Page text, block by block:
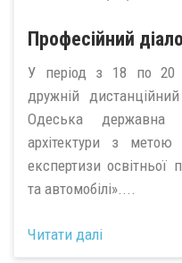
Професійний
У період з 18 по 20
дружній
Одеська державна
архітектури з метою
експертизи освітньої
та автомобілі»....
Читати далі